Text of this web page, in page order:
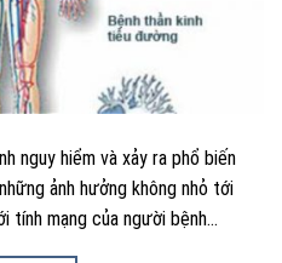
nguy hiểm và xảy ra phổ biến
ảnh hưởng không nhỏ tới
tính mạng của người bệnh…